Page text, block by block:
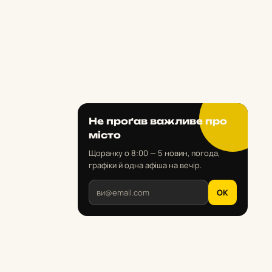
Не проґав важливе про
місто
Щоранку о 8:00 — 5 новин, погода,
графіки й одна афіша на вечір.
OK